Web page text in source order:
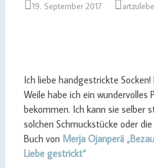
19. September 2017
Ich liebe handgestrickte
Weile habe ich ein wundervolles
bekommen. Ich kann sie selber
solchen Schmuckstücke oder
Buch von Merja Ojanperä
Liebe gestrickt“